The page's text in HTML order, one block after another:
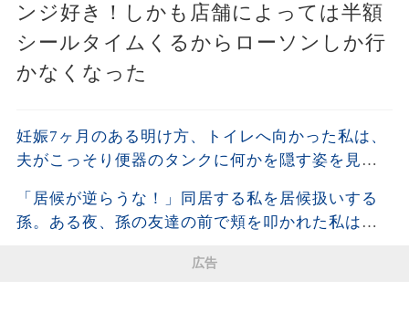
ンジ好き！しかも店舗によっては半額
シールタイムくるからローソンしか行
かなくなった
妊娠7ヶ月のある明け方、トイレへ向かった私は、
夫がこっそり便器のタンクに何かを隠す姿を見て
は声も出せず凍りついた――
「居候が逆らうな！」同居する私を居候扱いする
孫。ある夜、孫の友達の前で頬を叩かれた私は静
広告